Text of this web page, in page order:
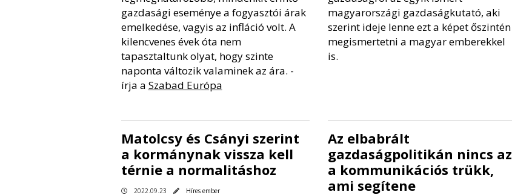
gazdasági eseménye a fogyasztói árak
emelkedése, vagyis az infláció volt. A
kilencvenes évek óta nem
tapasztaltunk olyat, hogy szinte
naponta változik valaminek az ára. -
írja a Szabad Európa
magyarországi gazdaságkutató, aki
szerint ideje lenne ezt a képet őszintén
megismertetni a magyar emberekkel
is.
Matolcsy és Csányi szerint
a kormánynak vissza kell
térnie a normalitáshoz
2022.09.23 Híres ember
Az elbabrált
gazdaságpolitikán nincs az
a kommunikációs trükk,
ami segítene